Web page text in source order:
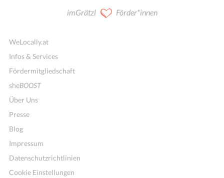
imGrätzl Förder*innen
WeLocally.at
Infos & Services
Fördermitgliedschaft
sheBOOST
Über Uns
Presse
Blog
Impressum
Datenschutzrichtlinien
Cookie Einstellungen